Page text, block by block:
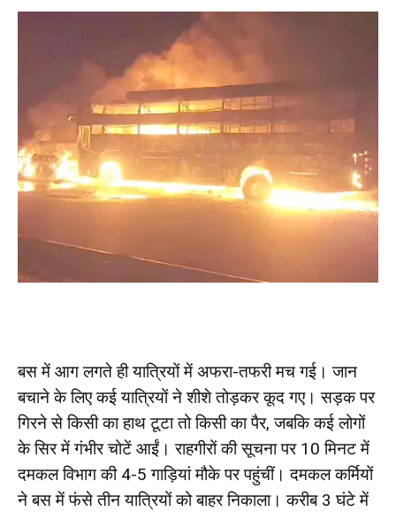
बस में आग लगते ही यात्रियों में अफरा-तफरी मच गई। जान
बचाने के लिए कई यात्रियों ने शीशे तोड़कर कूद गए। सड़क पर
गिरने से किसी का हाथ टूटा तो किसी का पैर, जबकि कई लोगों
के सिर में गंभीर चोटें आईं। राहगीरों की सूचना पर 10 मिनट में
दमकल विभाग की 4-5 गाड़ियां मौके पर पहुंचीं। दमकल कर्मियों
ने बस में फंसे तीन यात्रियों को बाहर निकाला। करीब 3 घंटे में